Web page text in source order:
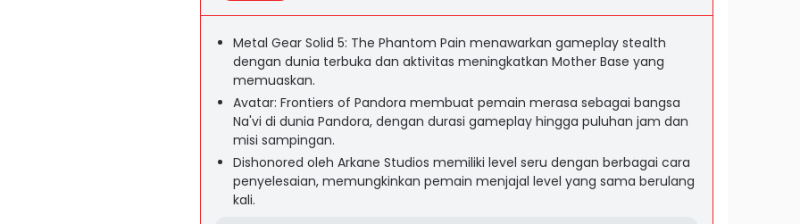
Metal Gear Solid 5: The Phantom Pain menawarkan gameplay stealth
dengan dunia terbuka dan aktivitas meningkatkan Mother Base yang
memuaskan.
Avatar: Frontiers of Pandora membuat pemain merasa sebagai bangsa
Na'vi di dunia Pandora, dengan durasi gameplay hingga puluhan jam dan
misi sampingan.
Dishonored oleh Arkane Studios memiliki level seru dengan berbagai cara
penyelesaian, memungkinkan pemain menjajal level yang sama berulang
kali.